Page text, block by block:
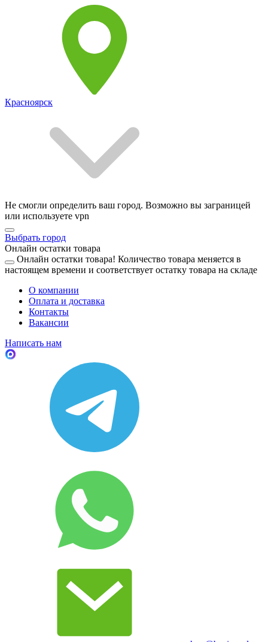
Красноярск
Не смогли определить ваш город. Возможно вы заграницей
или используете vpn
Выбрать город
Онлайн остатки товара
Онлайн остатки товара! Количество товара меняется в
настоящем времени и соответствует остатку товара на складе
О компании
Оплата и доставка
Контакты
Вакансии
Написать нам